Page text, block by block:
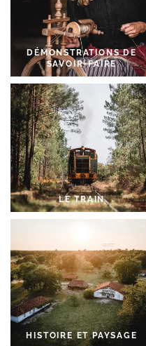
DÉMONSTRATIONS DE
SAVOIR-FAIRE
LE TRAIN
HISTOIRE ET PAYSAGE